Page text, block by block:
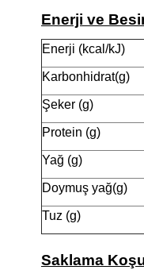
Enerji ve
Enerji (kcal/kJ)
Karbonhidrat(g)
Şeker (g)
Protein (g)
Yağ (g)
Doymuş yağ(g)
Tuz (g)
Saklama